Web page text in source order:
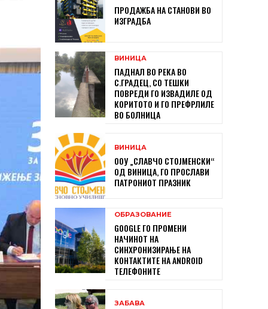
ПРОДАЖБА НА СТАНОВИ ВО
ИЗГРАДБА
ВИНИЦА
ПАДНАЛ ВО РЕКА ВО
С.ГРАДЕЦ, СО ТЕШКИ
ПОВРЕДИ ГО ИЗВАДИЛЕ ОД
КОРИТОТО И ГО ПРЕФРЛИЛЕ
ВО БОЛНИЦА
ВИНИЦА
ООУ „СЛАВЧО СТОЈМЕНСКИ“
ОД ВИНИЦА, ГО ПРОСЛАВИ
ПАТРОНИОТ ПРАЗНИК
ОБРАЗОВАНИЕ
GOOGLE ГО ПРОМЕНИ
НАЧИНОТ НА
СИНХРОНИЗИРАЊЕ НА
КОНТАКТИТЕ НА ANDROID
ТЕЛЕФОНИТЕ
ЗАБАВА